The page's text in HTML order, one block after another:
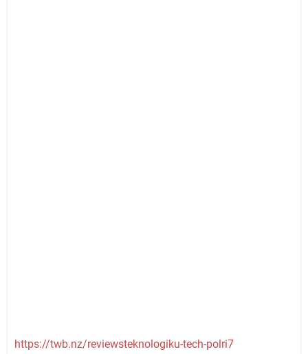
https://twb.nz/reviewsteknologiku-tech-polri7